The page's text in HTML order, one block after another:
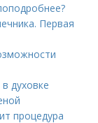
Первая
духовке
процедура